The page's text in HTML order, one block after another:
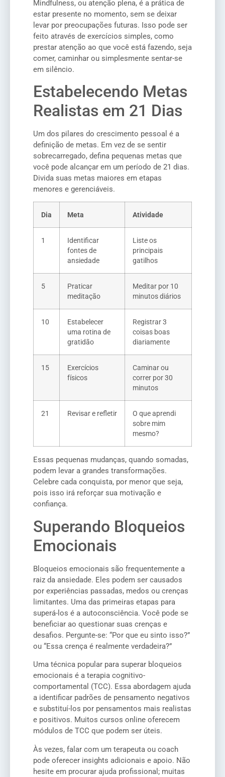
Mindfulness, ou atenção plena, é a prática de
estar presente no momento, sem se deixar
levar por preocupações futuras. Isso pode ser
feito através de exercícios simples, como
prestar atenção ao que você está fazendo, seja
comer, caminhar ou simplesmente sentar-se
em silêncio.
Estabelecendo Metas
Realistas em 21 Dias
Um dos pilares do crescimento pessoal é a
definição de metas. Em vez de se sentir
sobrecarregado, defina pequenas metas que
você pode alcançar em um período de 21 dias.
Divida suas metas maiores em etapas
menores e gerenciáveis.
Dia Meta Atividade
1
Identificar
fontes de
ansiedade
Liste os
principais
gatilhos
5
Praticar
meditação
Meditar por 10
minutos diários
10
Estabelecer
uma rotina de
gratidão
Registrar 3
coisas boas
diariamente
15
Exercícios
físicos
Caminar ou
correr por 30
minutos
21 Revisar e refletir
O que aprendi
sobre mim
mesmo?
Essas pequenas mudanças, quando somadas,
podem levar a grandes transformações.
Celebre cada conquista, por menor que seja,
pois isso irá reforçar sua motivação e
confiança.
Superando Bloqueios
Emocionais
Bloqueios emocionais são frequentemente a
raiz da ansiedade. Eles podem ser causados
por experiências passadas, medos ou crenças
limitantes. Uma das primeiras etapas para
superá-los é a autoconsciência. Você pode se
beneficiar ao questionar suas crenças e
desafios. Pergunte-se: “Por que eu sinto isso?”
ou “Essa crença é realmente verdadeira?”
Uma técnica popular para superar bloqueios
emocionais é a terapia cognitivo-
comportamental (TCC). Essa abordagem ajuda
a identificar padrões de pensamento negativos
e substituí-los por pensamentos mais realistas
e positivos. Muitos cursos online oferecem
módulos de TCC que podem ser úteis.
Às vezes, falar com um terapeuta ou coach
pode oferecer insights adicionais e apoio. Não
hesite em procurar ajuda profissional; muitas